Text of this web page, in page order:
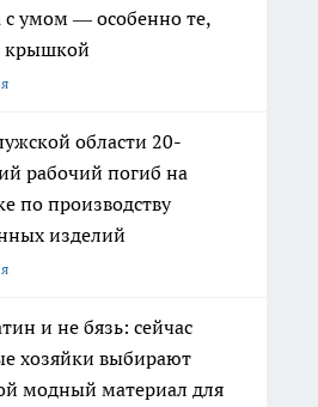
с умом — особенно те,
крышкой
области 20-
рабочий погиб на
по производству
изделий
и не бязь: сейчас
хозяйки выбирают
модный материал для